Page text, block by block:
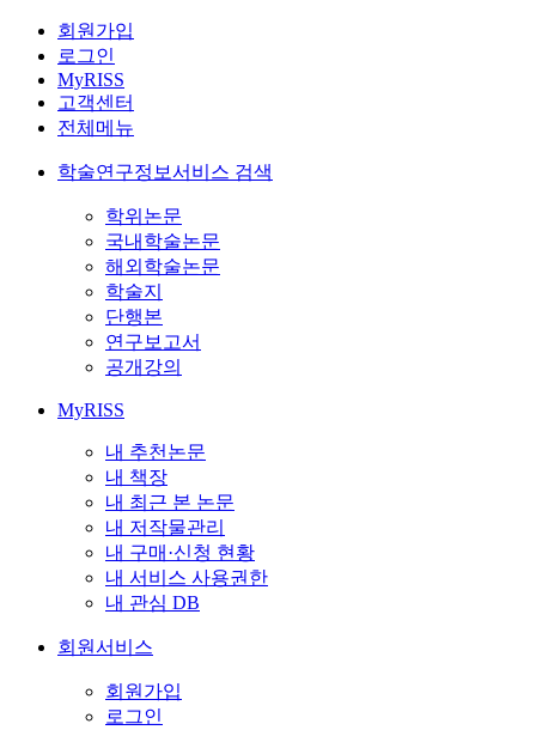
회원가입
로그인
MyRISS
고객센터
전체메뉴
학술연구정보서비스 검색
학위논문
국내학술논문
해외학술논문
학술지
단행본
연구보고서
공개강의
MyRISS
내 추천논문
내 책장
내 최근 본 논문
내 저작물관리
내 구매·신청 현황
내 서비스 사용권한
내 관심 DB
회원서비스
회원가입
로그인